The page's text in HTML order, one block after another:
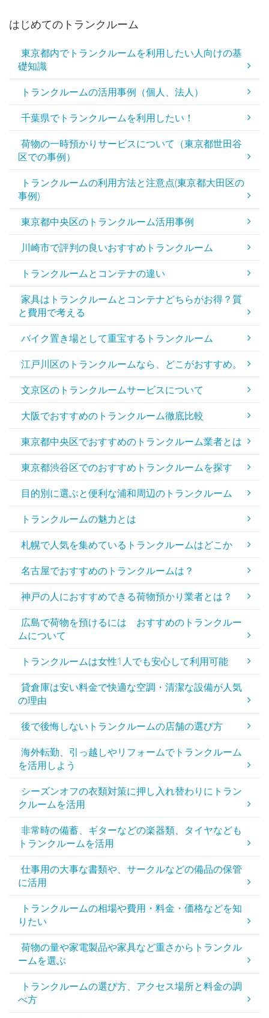
はじめてのトランクルーム
東京都内でトランクルームを利用したい人向けの基
礎知識
トランクルームの活用事例（個人、法人）
千葉県でトランクルームを利用したい！
荷物の一時預かりサービスについて（東京都世田谷
区での事例）
トランクルームの利用方法と注意点(東京都大田区の
事例)
東京都中央区のトランクルーム活用事例
川崎市で評判の良いおすすめトランクルーム
トランクルームとコンテナの違い
家具はトランクルームとコンテナどちらがお得？質
と費用で考える
バイク置き場として重宝するトランクルーム
江戸川区のトランクルームなら、どこがおすすめ。
文京区のトランクルームサービスについて
大阪でおすすめのトランクルーム徹底比較
東京都中央区でおすすめのトランクルーム業者とは
東京都渋谷区でのおすすめトランクルームを探す
目的別に選ぶと便利な浦和周辺のトランクルーム
トランクルームの魅力とは
札幌で人気を集めているトランクルームはどこか
名古屋でおすすめのトランクルームは？
神戸の人におすすめできる荷物預かり業者とは？
広島で荷物を預けるには おすすめのトランクルー
ムについて
トランクルームは女性1人でも安心して利用可能
貸倉庫は安い料金で快適な空調・清潔な設備が人気
の理由
後で後悔しないトランクルームの店舗の選び方
海外転勤、引っ越しやリフォームでトランクルーム
を活用しよう
シーズンオフの衣類対策に押し入れ替わりにトラン
クルームを活用
非常時の備蓄、ギターなどの楽器類、タイヤなども
トランクルームを活用
仕事用の大事な書類や、サークルなどの備品の保管
に活用
トランクルームの相場や費用・料金・価格などを知
りたい
荷物の量や家電製品や家具など重さからトランクル
ームを選ぶ
トランクルームの選び方、アクセス場所と料金の調
べ方